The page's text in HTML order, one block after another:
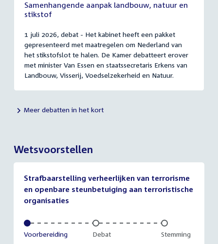
Samenhangende aanpak landbouw, natuur en
stikstof
1 juli 2026, debat - Het kabinet heeft een pakket
gepresenteerd met maatregelen om Nederland van
het stikstofslot te halen. De Kamer debatteert erover
met minister Van Essen en staatssecretaris Erkens van
Landbouw, Visserij, Voedselzekerheid en Natuur.
Meer debatten in het kort
Wetsvoorstellen
Strafbaarstelling verheerlijken van terrorisme
en openbare steunbetuiging aan terroristische
organisaties
Voltooid:
Voorbereiding Onvoltooid:
Debat Onvoltooid:
Stemming